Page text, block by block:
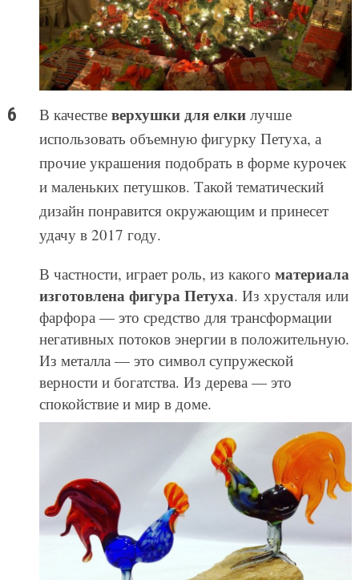
В качестве верхушки для елкилучше
использовать объемную фигурку Петуха, а
прочие украшения подобрать в форме курочек
и маленьких петушков. Такой тематический
дизайн понравится окружающим и принесет
удачу в 2017 году.
В частности, играет роль, из какого материала
изготовлена фигура Петуха. Из хрусталя или
фарфора — это средство для трансформации
негативных потоков энергии в положительную.
Из металла — это символ супружеской
верности и богатства. Из дерева — это
спокойствие и мир в доме.